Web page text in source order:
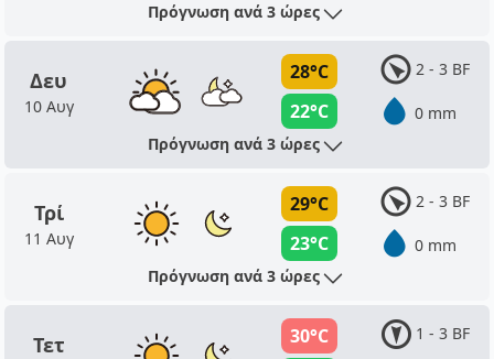
Πρόγνωση ανά 3 ώρες
Δευ
10 Αυγ
28°C
22°C
2 - 3 BF
0 mm
Πρόγνωση ανά 3 ώρες
Τρί
11 Αυγ
29°C
23°C
2 - 3 BF
0 mm
Πρόγνωση ανά 3 ώρες
Τετ
30°C
1 - 3 BF